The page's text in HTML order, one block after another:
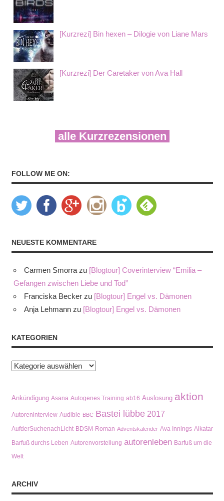
[Kurzrezi] Bin hexen – Dilogie von Liane Mars
[Kurzrezi] Der Caretaker von Ava Hall
alle Kurzrezensionen
FOLLOW ME ON:
NEUESTE KOMMENTARE
Carmen Smorra zu [Blogtour] Coverinterview “Emilia –
Gefangen zwischen Liebe und Tod”
Franciska Becker zu [Blogtour] Engel vs. Dämonen
Anja Lehmann zu [Blogtour] Engel vs. Dämonen
KATEGORIEN
Kategorien
Ankündigung Asana Autogenes Training ab16 Auslosung aktion
Autoreninterview Audible BBC Bastei lübbe 2017
AufderSuchenachLicht BDSM-Roman Adventskalender Ava Innings Alkatar
Barfuß durchs Leben Autorenvorstellung autorenleben Barfuß um die
Welt
ARCHIV